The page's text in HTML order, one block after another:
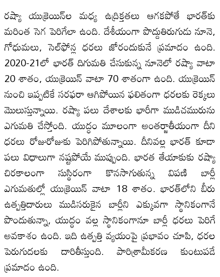
రష్యా యుక్రెయిన్‌ల మధ్య ఉద్రిక్తతలు ఆగకపోతే భారత్‌కు
మరింత సెగ పెరిగేలా ఉంది. దేశీయంగా పొద్దుతిరుగుడు నూనె,
గోధుమలు, సెల్‌ఫోన్ల ధరలు జోరందుకునే ప్రమాదం ఉంది.
2020-21లో భారత్‌ దిగుమతి చేసుకున్న నూనెలో రష్యా వాటా
20 శాతం, యుక్రెయిన్‌ వాటా 70 శాతంగా ఉంది. యుక్రెయిన్‌
నుంచి ఇప్పటికే సరఫరా ఆగిపోయిన ఫలితంగా ధరలకు రెక్కలు
మొలుస్తున్నాయి. రష్యా పలు దేశాలకు భారీగా ముడిచమురును
ఎగుమతి చేస్తోంది. యుద్ధం మూలంగా అంతర్జాతీయంగా దీని
ధరలు రోజురోజుకు పెరిగిపోతున్నాయి. దీనివల్ల భారత్‌ కూడా
పలు విధాలుగా నష్టపోయే ముప్పుంది. భారత తేయాకుకు రష్యా
చిరకాలంగా సుస్థిరంగా కొనసాగుతున్న విపణి బార్లీ
ఎగుమతుల్లో యుక్రెయిన్‌ వాటా 18 శాతం. భారత్‌లోని బీరు
ఉత్పత్తిదారులు ముడిసరుకైన బార్లీని ఎక్కువగా స్థానికంగానే
పొందుతున్నా, యుద్ధం వల్ల స్థానికంగానూ బార్లీ ధరలు పెరిగే
అవకాశం ఉంది. ఇది ఉత్పత్తి వ్యయంపై ప్రభావం చూపి, ధరల
పెరుగుదలకు దారితీస్తుంది. పారిశ్రామీకరణ కుంటుపడే
ప్రమాదం ఉంది.